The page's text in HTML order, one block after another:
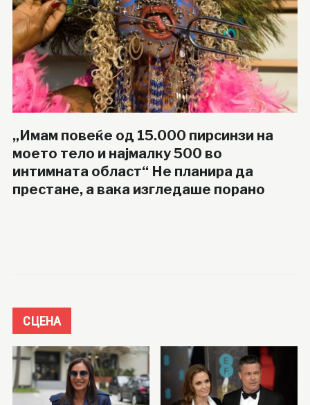
„Имам повеќе од 15.000 пирсинзи на
моето тело и најмалку 500 во
интимната област“ Не планира да
престане, а вака изгледаше порано
СЦЕНА